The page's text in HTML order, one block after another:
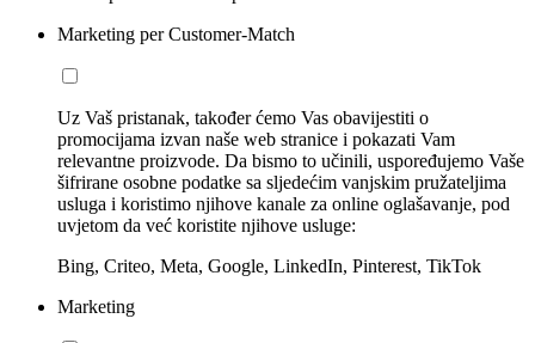
Marketing per Customer-Match
Uz Vaš pristanak, također ćemo Vas obavijestiti o
promocijama izvan naše web stranice i pokazati Vam
relevantne proizvode. Da bismo to učinili, uspoređujemo Vaše
šifrirane osobne podatke sa sljedećim vanjskim pružateljima
usluga i koristimo njihove kanale za online oglašavanje, pod
uvjetom da već koristite njihove usluge:
Bing, Criteo, Meta, Google, LinkedIn, Pinterest, TikTok
Marketing